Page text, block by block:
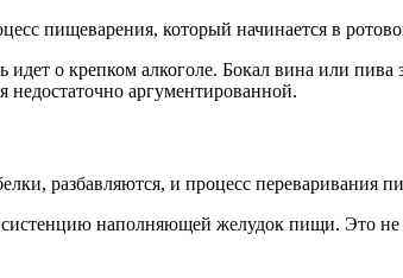
пищеварения, который начинается в
о крепком алкоголе. Бокал вина или
недостаточно аргументированной.
разбавляются, и процесс переваривания
наполняющей желудок пищи. Это не